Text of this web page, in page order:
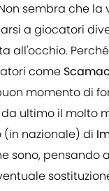
sembra che la
a giocatori
all'occhio.
come
momento di
ultimo il molto
nazionale) di
sono, pensando